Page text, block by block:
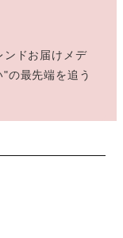
ンドお届けメデ
の最先端を追う